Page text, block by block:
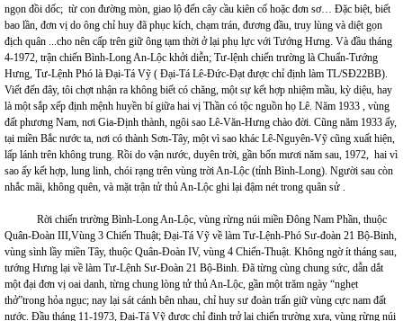
ngọn đồi dốc; từ con đường mòn, giao lộ đến cây cầu kiên cố hoặc đơn sơ… Đặc biệt, biết
bao lần, đơn vị do ông chỉ huy đã phục kích, chạm trán, đương đầu, truy lùng và diệt gọn
địch quân ...cho nên cấp trên giữ ông tạm thời ở lại phụ lực với Tướng Hưng. Và đầu tháng
4-1972, trận chiến Bình-Long An-Lộc khởi diễn; Tư-lệnh chiến trường là Chuẩn-Tướng
Hưng, Tư-Lệnh Phó là Đại-Tá Vỹ ( Đại-Tá Lê-Đức-Đạt được chỉ định làm TL/SĐ22BB).
Viết đến đây, tôi chợt nhận ra không biết có chăng, một sự kết hợp nhiệm mầu, kỳ diệu, hay
là một sắp xếp định mệnh huyền bí giữa hai vị Thần có tộc nguồn họ Lê. Năm 1933 , vùng
đất phương Nam, nơi Gia-Định thành, ngôi sao Lê-Văn-Hưng chào đời. Cũng năm 1933 ấy,
tại miền Bắc nước ta, nơi có thành Sơn-Tây, một vì sao khác Lê-Nguyên-Vỹ cũng xuất hiện,
lấp lánh trên không trung. Rồi do vận nước, duyên trời, gần bốn mươi năm sau, 1972, hai vì
sao ấy kết hợp, lung linh, chói rạng trên vùng trời An-Lộc (tỉnh Bình-Long). Người sau còn
nhắc mãi, không quên, và mặt trận tử thủ An-Lộc ghi lại đậm nét trong quân sử .
Rời chiến trường Bình-Long An-Lộc, vùng rừng núi miền Đông Nam Phần, thuộc
Quân-Đoàn III,Vùng 3 Chiến Thuật; Đại-Tá Vỹ về làm Tư-Lệnh-Phó Sư-đoàn 21 Bộ-Binh,
vùng sình lầy miền Tây, thuộc Quân-Đoàn IV, vùng 4 Chiến-Thuật. Không ngờ ít tháng sau,
tướng Hưng lại về làm Tư-Lệnh Sư-Đoàn 21 Bộ-Binh. Đã từng cùng chung sức, dẫn dắt
một đại đơn vị oai danh, từng chung lòng tử thủ An-Lộc, gần một trăm ngày “nghẹt
thở”trong hỏa ngục; nay lại sát cánh bên nhau, chỉ huy sư đoàn trấn giữ vùng cực nam đất
nước. Đầu tháng 11-1973, Đại-Tá Vỹ được chỉ định trở lại chiến trường xưa, vùng rừng núi